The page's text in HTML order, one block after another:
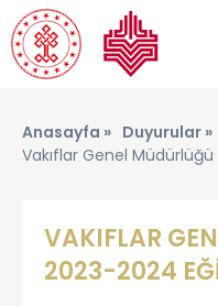
Anasayfa » Duyurular »
Vakıflar Genel Müdürlüğü
VAKIFLAR
2023-2024